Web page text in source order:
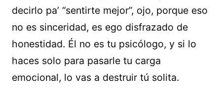
decirlo pa’ “sentirte mejor”, ojo, porque eso
no es sinceridad, es ego disfrazado de
honestidad. Él no es tu psicólogo, y si lo
haces solo para pasarle tu carga
emocional, lo vas a destruir tú solita.